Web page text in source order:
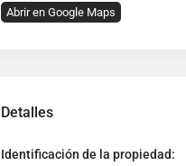
Abrir en Google Maps
Detalles
Identificación de la propiedad: